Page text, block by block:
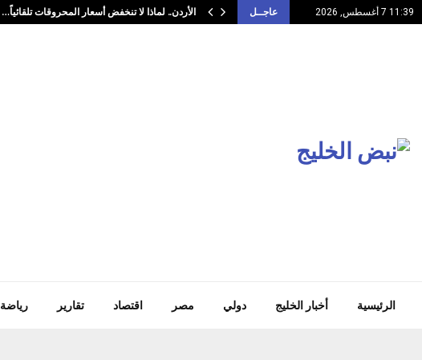
11:39 7 أغسطس, 2026 عاجــل الأردن.. لماذا لا تنخفض أسعار المحروقات تلقائياً…
الرئيسية أخبار الخليج دولي مصر اقتصاد تقارير رياضة